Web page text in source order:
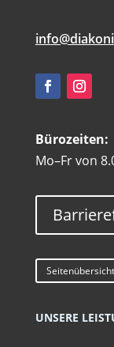
Bürozeiten:
Mo–Fr von
UNSERE